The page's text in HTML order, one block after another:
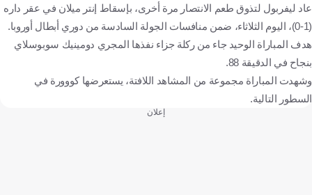
آرني سلوت
إنجلترا إيطاليا كرة قدم
عاد ليفربول لتذوق طعم الانتصار مرة أخرى، بإسقاط إنتر ميلان في عقر داره
(1-0)، اليوم الثلاثاء، ضمن منافسات الجولة السادسة من دوري أبطال أوروبا.
هدف المباراة الوحيد جاء من ركلة جزاء نفذها المجري دومينيك سوبوسلاي
بنجاح في الدقيقة 88.
وشهدت المباراة مجموعة من المشاهد اللافتة، يستعرضها كووورة في
السطور التالية.
إعلان